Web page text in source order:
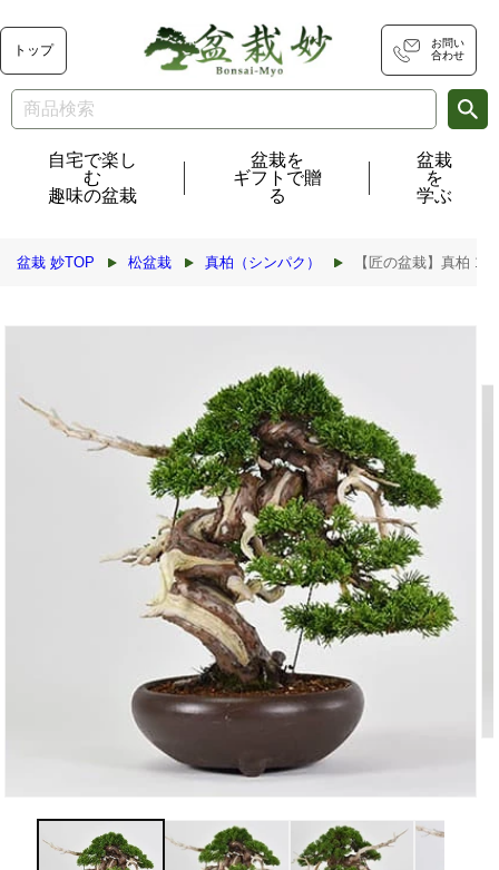
ンツに
進む
トップ
お問い
合わせ
自宅で楽し
む
趣味の盆栽
盆栽を
ギフトで贈
る
盆栽
を
学ぶ
盆栽 妙TOP 松盆栽 真柏（シンパク） 【匠の盆栽】真柏 1
商品情